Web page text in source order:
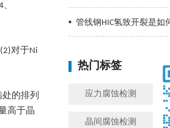
▪ 管线钢HIC氢致开裂是如何
热门标签
应力腐蚀检测
晶间腐蚀检测
对于Ni
的排列
高于晶